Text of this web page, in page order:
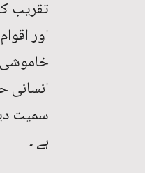
تقریب
اور
خاموشی
انسانی
سمیت
ہے ۔